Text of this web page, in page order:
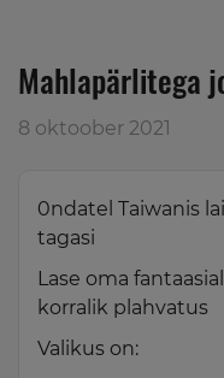
Mahlapärlitega
8 oktoober 2021
0ndatel Taiwanis
tagasi
Lase oma
korralik plahvatus
Valikus on: